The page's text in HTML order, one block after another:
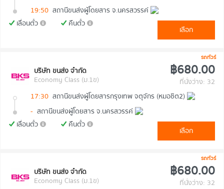
19:50 สถานีขนส่งผู้โดยสาร จ.นครสวรรค์
เลื่อนตั๋ว
คืนตั๋ว
เลือก
รถทัวร์
บริษัท ขนส่ง จำกัด
Economy Class (ม.1ข)
฿680.00
ที่นั่งว่าง: 32
17:30 สถานีขนส่งผู้โดยสารกรุงเทพ จตุจักร (หมอชิต2)
- สถานีขนส่งผู้โดยสาร จ.นครสวรรค์
เลื่อนตั๋ว
คืนตั๋ว
เลือก
รถทัวร์
บริษัท ขนส่ง จำกัด
Economy Class (ม.1ข)
฿680.00
ที่นั่งว่าง: 32